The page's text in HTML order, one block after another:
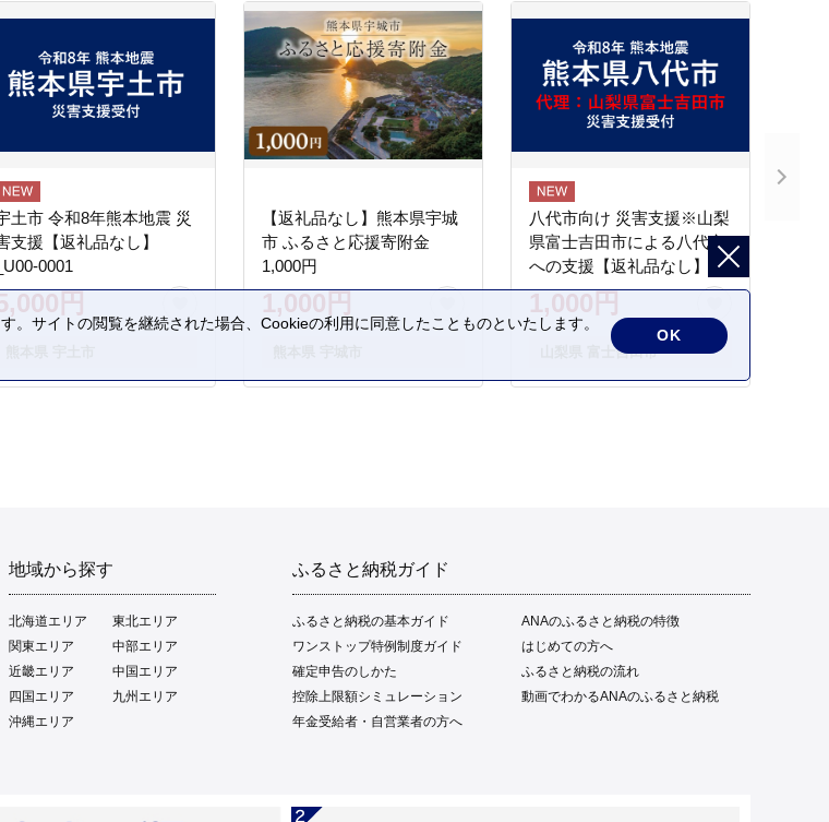
土市 令和8年熊本地震 災
支援【返礼品なし】
_U00-0001
円
【返礼品なし】熊本県宇城
市 ふるさと応援寄附金
1,000円
1,000円
八代市向け 災害支援※山梨
県富士吉田市による八代市
への支援【返礼品なし】
1,000円
山梨県 富士吉田市
地域から探す
北海道エリア
東北エリア
関東エリア
中部エリア
近畿エリア
中国エリア
四国エリア
九州エリア
沖縄エリア
ふるさと納税ガイド
ふるさと納税の基本ガイド
ANAのふるさと納税の特徴
ワンストップ特例制度ガイド
はじめての方へ
確定申告のしかた
ふるさと納税の流れ
控除上限額シミュレーション
動画でわかるANAのふるさと納税
年金受給者・自営業者の方へ
サイトの閲覧を継続された場合、Cookieの利用に同意したことものといたします。
OK